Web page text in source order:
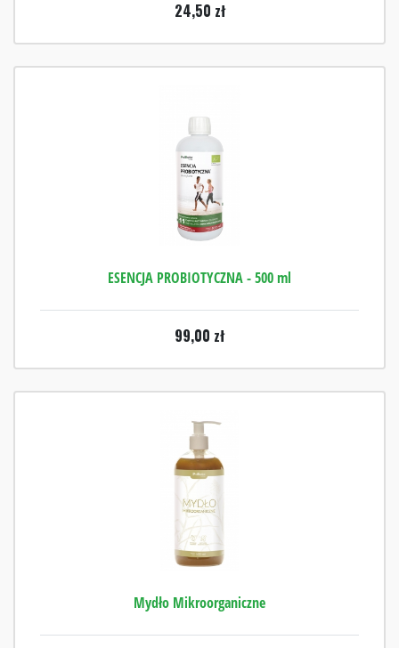
24,50 zł
ESENCJA PROBIOTYCZNA - 500 ml
99,00 zł
Mydło Mikroorganiczne